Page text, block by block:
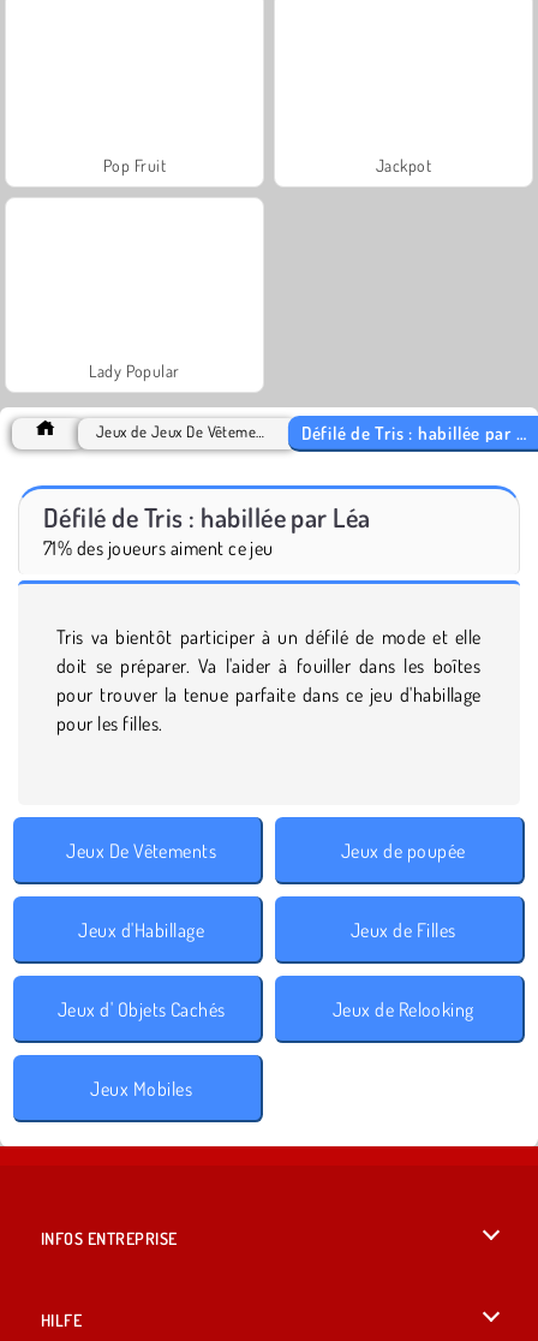
Pop Fruit Jackpot
Lady Popular
Défilé de Tris : habillée par Léa
71% des joueurs aiment ce jeu
Tris va bientôt participer à un défilé de mode et elle
doit se préparer. Va l'aider à fouiller dans les boîtes
pour trouver la tenue parfaite dans ce jeu d'habillage
pour les filles.
Jeux De Vêtements Jeux de poupée
Jeux d'Habillage Jeux de Filles
Jeux d' Objets Cachés Jeux de Relooking
Jeux Mobiles
INFOS ENTREPRISE
HILFE